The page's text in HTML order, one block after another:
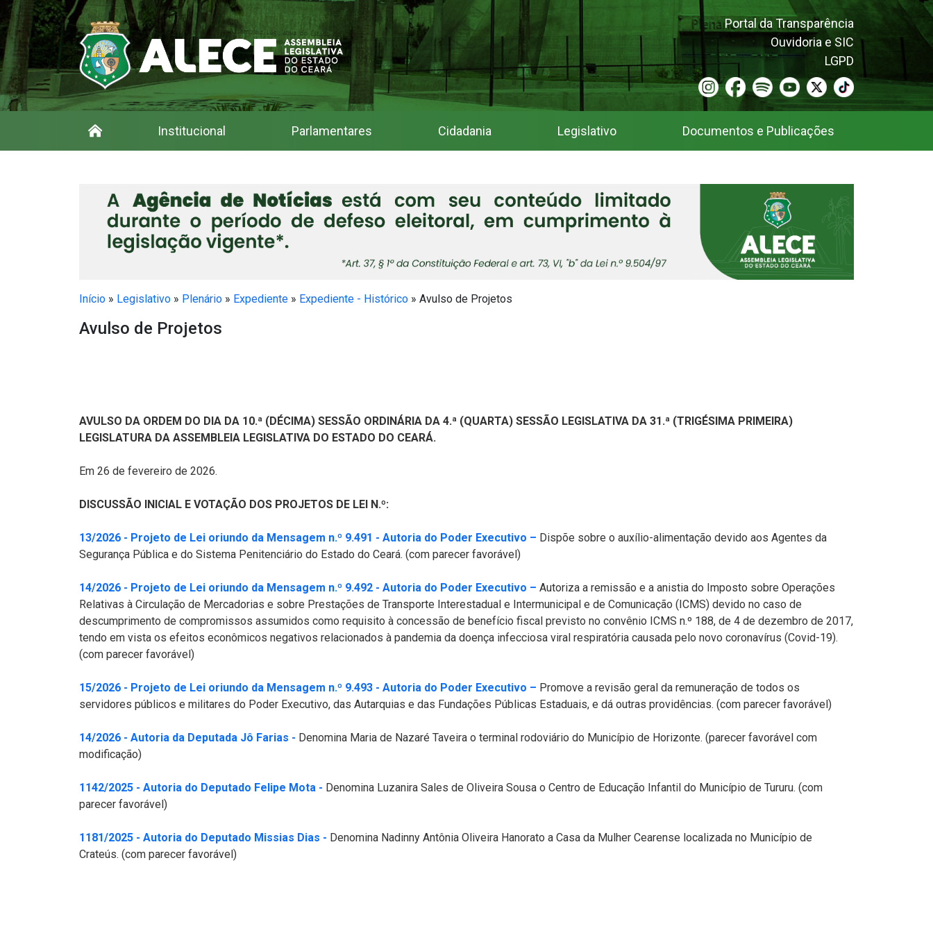
Portal da Transparência
Ouvidoria e SIC
LGPD
Institucional Parlamentares Cidadania Legislativo Documentos e Publicações
Início » Legislativo » Plenário » Expediente » Expediente - Histórico » Avulso de Projetos
Avulso de Projetos
AVULSO DA ORDEM DO DIA DA 10.ª (DÉCIMA) SESSÃO ORDINÁRIA DA 4.ª (QUARTA) SESSÃO LEGISLATIVA DA 31.ª (TRIGÉSIMA PRIMEIRA)
LEGISLATURA DA ASSEMBLEIA LEGISLATIVA DO ESTADO DO CEARÁ.
Em 26 de fevereiro de 2026.
DISCUSSÃO INICIAL E VOTAÇÃO DOS PROJETOS DE LEI N.º:
13/2026 - Projeto de Lei oriundo da Mensagem n.º 9.491 - Autoria do Poder Executivo – (Abre em nova janela)
Dispõe sobre o auxílio-alimentação devido aos Agentes da
Segurança Pública e do Sistema Penitenciário do Estado do Ceará. (com parecer favorável)
14/2026 - Projeto de Lei oriundo da Mensagem n.º 9.492 - Autoria do Poder Executivo – (Abre em nova janela)
Autoriza a remissão e a anistia do Imposto sobre Operações
Relativas à Circulação de Mercadorias e sobre Prestações de Transporte Interestadual e Intermunicipal e de Comunicação (ICMS) devido no caso de
descumprimento de compromissos assumidos como requisito à concessão de benefício fiscal previsto no convênio ICMS n.º 188, de 4 de dezembro de 2017,
tendo em vista os efeitos econômicos negativos relacionados à pandemia da doença infecciosa viral respiratória causada pelo novo coronavírus (Covid-19).
(com parecer favorável)
15/2026 - Projeto de Lei oriundo da Mensagem n.º 9.493 - Autoria do Poder Executivo – (Abre em nova janela)
Promove a revisão geral da remuneração de todos os
servidores públicos e militares do Poder Executivo, das Autarquias e das Fundações Públicas Estaduais, e dá outras providências. (com parecer favorável)
14/2026 - Autoria da Deputada Jô Farias - (Abre em nova janela)
Denomina Maria de Nazaré Taveira o terminal rodoviário do Município de Horizonte. (parecer favorável com
modificação)
1142/2025 - Autoria do Deputado Felipe Mota - (Abre em nova janela)
Denomina Luzanira Sales de Oliveira Sousa o Centro de Educação Infantil do Município de Tururu. (com
parecer favorável)
1181/2025 - Autoria do Deputado Missias Dias - (Abre em nova janela)
Denomina Nadinny Antônia Oliveira Hanorato a Casa da Mulher Cearense localizada no Município de
Crateús. (com parecer favorável)